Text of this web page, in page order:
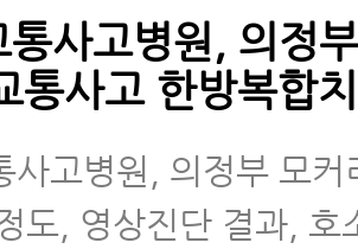
통사고병원, 의정
통사고 한방복합
사고병원, 의정부 모커
도, 영상진단 결과, 호